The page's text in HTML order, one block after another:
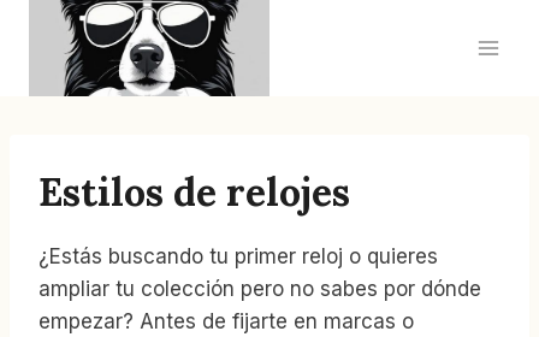
contenido
Estilos de relojes
¿Estás buscando tu primer reloj o quieres
ampliar tu colección pero no sabes por dónde
empezar? Antes de fijarte en marcas o